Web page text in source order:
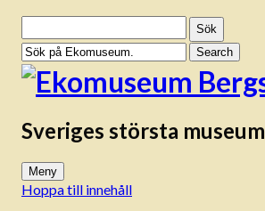
efter:
Sveriges största museum
Meny
Hoppa till innehåll